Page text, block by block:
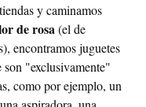
y caminamos
de rosa (el de
encontramos juguetes
son "exclusivamente"
como por ejemplo, un